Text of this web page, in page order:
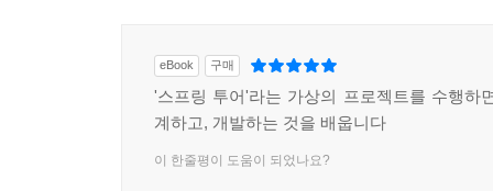
eBook 구매
'스프링 투어'라는 가상의 프로젝트를 수행하
계하고, 개발하는 것을 배웁니다
이 한줄평이 도움이 되었나요?